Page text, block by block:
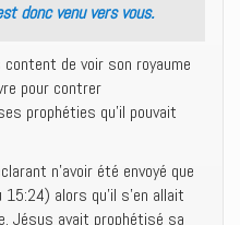
donc venu vers vous.
de voir son royaume
pour contrer
prophéties qu’il pouvait
n’avoir été envoyé que
alors qu’il s’en allait
Jésus avait prophétisé sa